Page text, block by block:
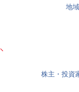
地
株主・投資